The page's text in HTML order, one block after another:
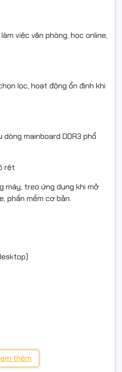
việc văn phòng, học online,
lọc, hoạt động ổn định khi
mainboard DDR3 phổ
rệt
máy, treo ứng dụng khi mở
phần mềm cơ bản.
bán hàng, học tập online.
thêm